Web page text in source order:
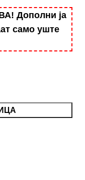
Дополни ја
само уште